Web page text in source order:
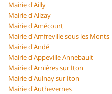
Mairie d'Ailly
Mairie d'Alizay
Mairie d'Amécourt
Mairie d'Amfreville sous les Monts
Mairie d'Andé
Mairie d'Appeville Annebault
Mairie d'Arnières sur Iton
Mairie d'Aulnay sur Iton
Mairie d'Authevernes